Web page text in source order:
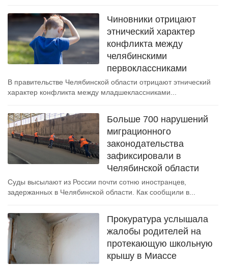
Чиновники отрицают
этнический характер
конфликта между
челябинскими
первоклассниками
В правительстве Челябинской области отрицают этнический
характер конфликта между младшеклассниками...
Больше 700 нарушений
миграционного
законодательства
зафиксировали в
Челябинской области
Суды высылают из России почти сотню иностранцев,
задержанных в Челябинской области. Как сообщили в...
Прокуратура услышала
жалобы родителей на
протекающую школьную
крышу в Миассе